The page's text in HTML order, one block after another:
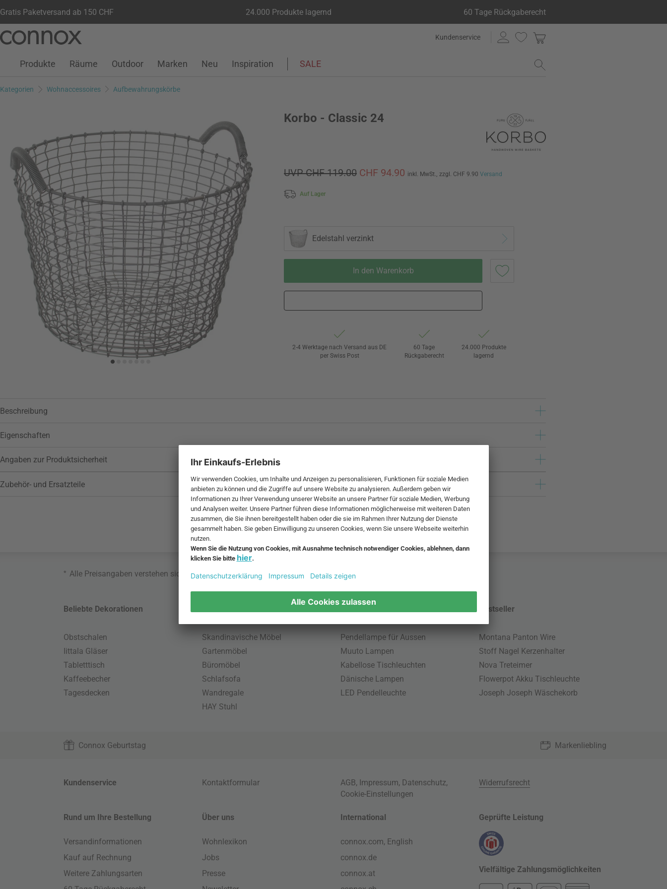
Gratis Paketversand ab 150 CHF 24.000 Produkte lagernd 60 Tage Rückgaberecht
Seiteninhalt
Suchfeld
Kundenservice
Kundenkonto
Wunschliste
Warenkorb
Produkte Räume Outdoor Marken Neu Inspiration SALE
Kategorien Wohnaccessoires Aufbewahrungskörbe
Korbo - Classic 24
UVP CHF 119.00 CHF 94.90 inkl. MwSt., zzgl. CHF 9.90 Versand
Auf Lager
Edelstahl verzinkt
In den Warenkorb
Wunschliste hinzufügen
2-4 Werktage nach Versand aus DE
per Swiss Post
60 Tage
Rückgaberecht
24.000 Produkte
lagernd
Beschreibung
Eigenschaften
Angaben zur Produktsicherheit
Zubehör- und Ersatzteile
* Alle Preisangaben verstehen sich inklusive MwSt. und zzgl.Versandkosten.
Beliebte Dekorationen
Obstschalen
Iittala Gläser
Tabletttisch
Kaffeebecher
Tagesdecken
Skandinavische Möbel
Gartenmöbel
Büromöbel
Schlafsofa
Wandregale
HAY Stuhl
Pendellampe für Aussen
Muuto Lampen
Kabellose Tischleuchten
Dänische Lampen
LED Pendelleuchte
Bestseller
Montana Panton Wire
Stoff Nagel Kerzenhalter
Nova Treteimer
Flowerpot Akku Tischleuchte
Joseph Joseph Wäschekorb
Connox Geburtstag Markenliebling
Kundenservice Kontaktformular AGB, Impressum, Datenschutz,
Cookie-Einstellungen
Widerrufsrecht
Rund um Ihre Bestellung
Versandinformationen
Kauf auf Rechnung
Weitere Zahlungsarten
Über uns
Wohnlexikon
Jobs
Presse
International
connox.com, English
connox.de
connox.at
Geprüfte Leistung
Vielfältige Zahlungsmöglichkeiten